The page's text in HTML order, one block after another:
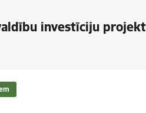
investīciju